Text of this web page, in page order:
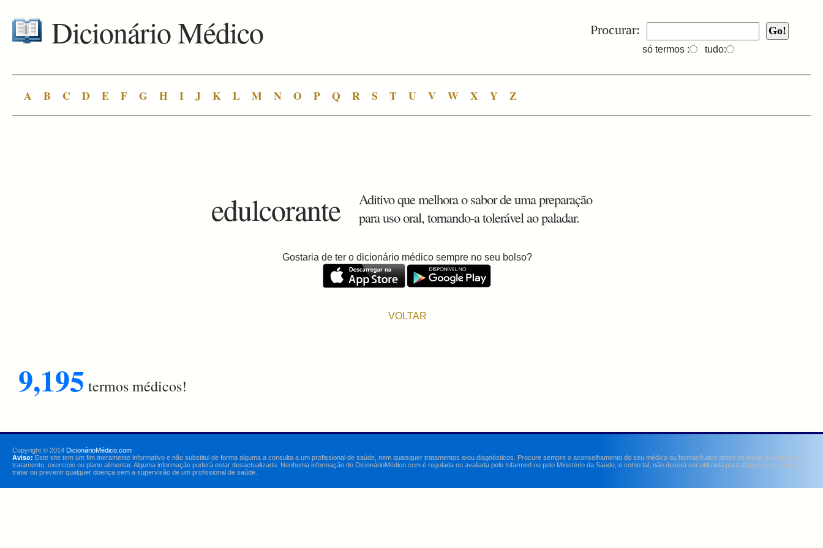
Procurar:
só termos : tudo:
Dicionário Médico
A B C D E F G H I J K L M N O P Q R S T U V W X Y Z
edulcorante
Aditivo que melhora o sabor de uma preparação
para uso oral, tornando-a tolerável ao paladar.
Gostaria de ter o dicionário médico sempre no seu bolso?
VOLTAR
9,195 termos médicos!
Copyright © 2014 DicionárioMédico.com
Aviso: Este site tem um fim meramente informativo e não substitui de forma alguma a consulta a um profissional de saúde, nem quaisquer tratamentos e/ou diagnósticos. Procure sempre o aconselhamento do seu médico ou farmacêutico antes de iniciar ou alterar um
tratamento, exercício ou plano alimentar. Alguma informação poderá estar desactualizada. Nenhuma informação do DicionárioMédico.com é regulada ou avaliada pelo Infarmed ou pelo Ministério da Saúde, e como tal, não deverá ser utilizada para diagnosticar, curar,
tratar ou prevenir qualquer doença sem a supervisão de um profissional de saúde.